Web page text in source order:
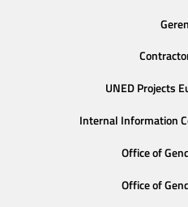
UNED Projects
Internal Information
Office of
Office of